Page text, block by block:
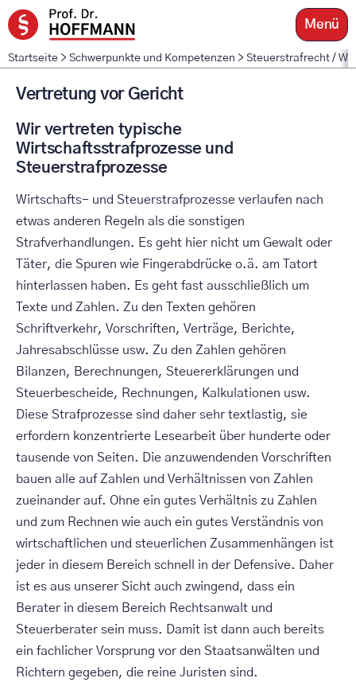
Zum
Inhalt
springen
Menü
Startseite> Schwerpunkte und Kompetenzen > Steuerstrafrecht /
Vertretung vor Gericht
Wir vertreten typische
Wirtschaftsstrafprozesse und
Steuerstrafprozesse
Wirtschafts- und Steuerstrafprozesse verlaufen nach
etwas anderen Regeln als die sonstigen
Strafverhandlungen. Es geht hier nicht um Gewalt oder
Täter, die Spuren wie Fingerabdrücke o.ä. am Tatort
hinterlassen haben. Es geht fast ausschließlich um
Texte und Zahlen. Zu den Texten gehören
Schriftverkehr, Vorschriften, Verträge, Berichte,
Jahresabschlüsse usw. Zu den Zahlen gehören
Bilanzen, Berechnungen, Steuererklärungen und
Steuerbescheide, Rechnungen, Kalkulationen usw.
Diese Strafprozesse sind daher sehr textlastig, sie
erfordern konzentrierte Lesearbeit über hunderte oder
tausende von Seiten. Die anzuwendenden Vorschriften
bauen alle auf Zahlen und Verhältnissen von Zahlen
zueinander auf. Ohne ein gutes Verhältnis zu Zahlen
und zum Rechnen wie auch ein gutes Verständnis von
wirtschaftlichen und steuerlichen Zusammenhängen ist
jeder in diesem Bereich schnell in der Defensive. Daher
ist es aus unserer Sicht auch zwingend, dass ein
Berater in diesem Bereich Rechtsanwalt und
Steuerberater sein muss. Damit ist dann auch bereits
ein fachlicher Vorsprung vor den Staatsanwälten und
Richtern gegeben, die reine Juristen sind.